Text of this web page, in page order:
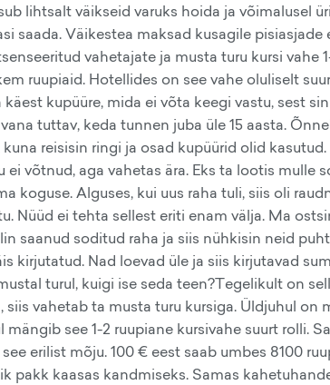
lihtsalt väikseid varuks hoida ja võimalusel
saada. Väikestea maksad kusagile
vahetajate ja musta turu kursi vahe
ruupiaid. Hotellides on see vahe oluliselt
kupüüre, mida ei võta keegi vastu, sest
tuttav, keda tunnen juba üle 15 aasta.
reisisin ringi ja osad kupüürid olid
ei võtnud, aga vahetas ära. Eks ta lootis mulle
koguse. Alguses, kui uus raha tuli, siis oli
Nüüd ei tehta sellest eriti enam välja. Ma
saanud soditud raha ja siis nühkisin neid
kirjutatud. Nad loevad üle ja siis kirjutavad
turul, kuigi ise seda teen?Tegelikult on
vahetab ta musta turu kursiga. Üldjuhul on
mängib see 1-2 ruupiane kursivahe suurt rolli.
erilist mõju. 100 € eest saab umbes 8100
pakk kaasas kandmiseks. Samas